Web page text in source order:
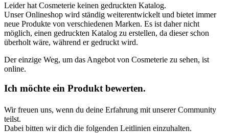
Leider hat Cosmeterie keinen gedruckten Katalog.
Unser Onlineshop wird ständig weiterentwickelt und bietet immer
neue Produkte von verschiedenen Marken. Es ist daher nicht
möglich, einen gedruckten Katalog zu erstellen, da dieser schon
überholt wäre, während er gedruckt wird.
Der einzige Weg, um das Angebot von Cosmeterie zu sehen, ist
online.
Ich möchte ein Produkt bewerten.
Wir freuen uns, wenn du deine Erfahrung mit unserer Community
teilst.
Dabei bitten wir dich die folgenden Leitlinien einzuhalten.